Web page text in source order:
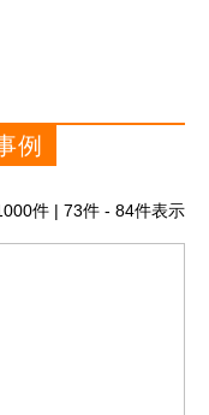
例
件 | 73件 - 84件表示